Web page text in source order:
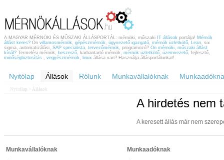
A MAGYAR MÉRNÖKI ÉS MŰSZAKI ÁLLÁSPORTÁL: mérnöki, műszaki IT állások portálja! Mérnök
állást keres? Ön villamosmérnök, gépészmérnök, ügyvezető igazgató, mérnök üzletkötő, Lean, six
sigma, automatizálási, SAP specialista, tervezőmérnök, programozó? Ön mérnöki, műszaki állást
kínál? Termelési mérnök, beszerző, karbantartó mérnök, mérnök üzletkötő, üzemvezető, fejlesztő,
minőségbiztosítás , vegyészmérnök, linux állása van? Használja állásportálunkat!
Nyitólap Állások Rólunk Munkavállalóknak
Nyitólap > Állások
A hirdetés nem
A keresett állás már nem
Munkavállalóknak Munkaadóknak